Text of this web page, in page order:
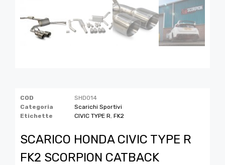
COD
SHD014
Categoria
Scarichi Sportivi
Etichette
CIVIC TYPE R, FK2
SCARICO HONDA CIVIC TYPE R
FK2 SCORPION CATBACK